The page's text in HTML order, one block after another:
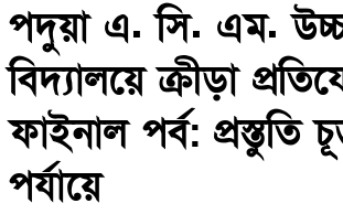
পদুয়া এ. সি. এম.
বিদ্যালয়ে ক্রীড়া
ফাইনাল পর্ব: প্রস্তুতি
পর্যায়ে